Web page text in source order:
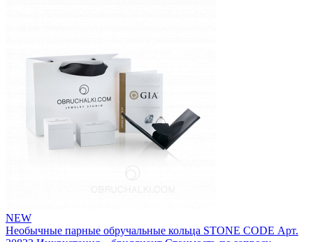
NEW
Необычные парные обручальные кольца STONE CODE Арт.